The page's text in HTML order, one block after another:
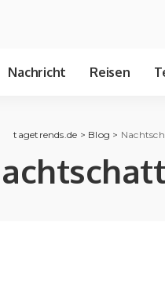
Nachricht Reisen
tagetrends.de > Blog >